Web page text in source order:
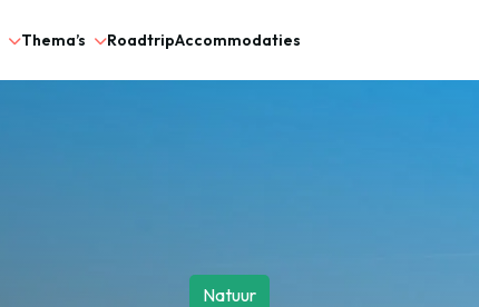
Thema’s RoadtripAccommodaties
Natuur